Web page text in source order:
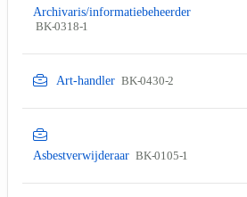
Archivaris/informatiebeheerder
BK-0318-1
Art-handler BK-0430-2
Asbestverwijderaar BK-0105-1